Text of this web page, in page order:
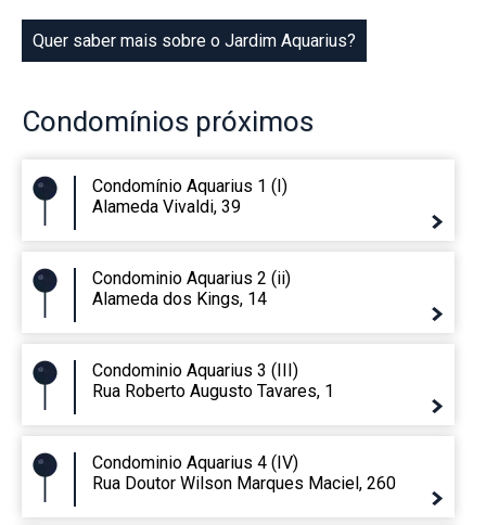
Quer saber mais sobre o Jardim Aquarius?
Condomínios próximos
Condomínio Aquarius 1 (I)
Alameda Vivaldi, 39
Condominio Aquarius 2 (ii)
Alameda dos Kings, 14
Condominio Aquarius 3 (III)
Rua Roberto Augusto Tavares, 1
Condominio Aquarius 4 (IV)
Rua Doutor Wilson Marques Maciel, 260